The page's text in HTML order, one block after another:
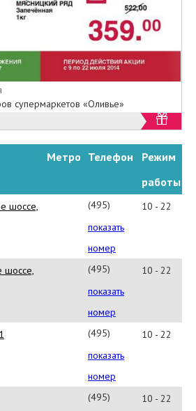
но при
торговыми
имеют
ценам!
супермаркетов «Оливье»
Метро Телефон
Режим
работы
шоссе,
(495)
543-
75-
61
показать
номер
10 - 22
шоссе,
(495)
543-
75-
61
показать
номер
10 - 22
(495)
543-
75-
61
показать
номер
10 - 22
(495)
10 - 22